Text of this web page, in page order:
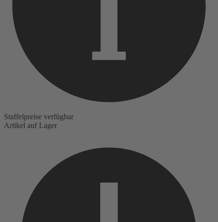
Staffelpreise verfügbar
Artikel auf Lager